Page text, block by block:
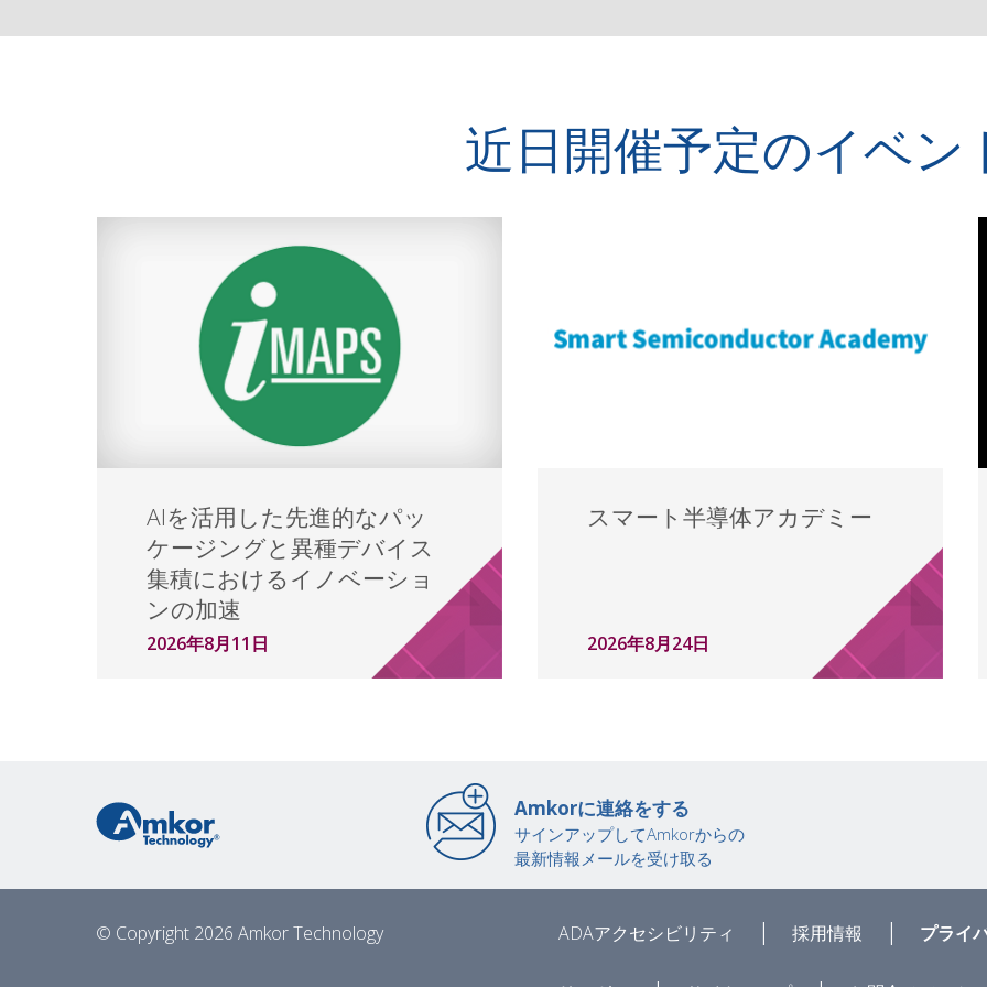
近日開催予定のイベン
AIを活用した先進的なパッ
ケージングと異種デバイス
集積におけるイノベーショ
ンの加速
2026年8月11日
スマート半導体アカデミー
2026年8月24日
Amkorに連絡をする
サインアップしてAmkorからの
最新情報メールを受け取る
© Copyright 2026 Amkor Technology ADAアクセシビリティ | 採用情報 | プライ